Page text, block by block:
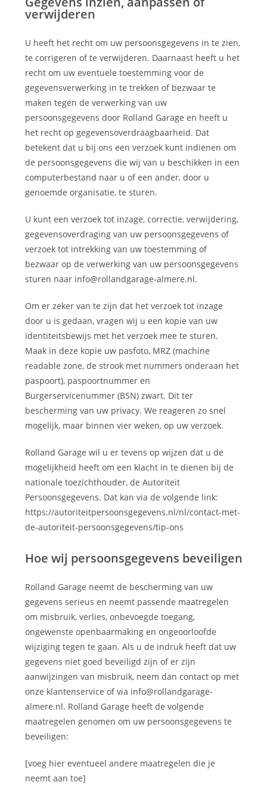
verwijderen
U heeft het recht om uw persoonsgegevens in te zien,
te corrigeren of te verwijderen. Daarnaast heeft u het
recht om uw eventuele toestemming voor de
gegevensverwerking in te trekken of bezwaar te
maken tegen de verwerking van uw
persoonsgegevens door Rolland Garage en heeft u
het recht op gegevensoverdraagbaarheid. Dat
betekent dat u bij ons een verzoek kunt indienen om
de persoonsgegevens die wij van u beschikken in een
computerbestand naar u of een ander, door u
genoemde organisatie, te sturen.
U kunt een verzoek tot inzage, correctie, verwijdering,
gegevensoverdraging van uw persoonsgegevens of
verzoek tot intrekking van uw toestemming of
bezwaar op de verwerking van uw persoonsgegevens
sturen naar info@rollandgarage-almere.nl.
Om er zeker van te zijn dat het verzoek tot inzage
door u is gedaan, vragen wij u een kopie van uw
identiteitsbewijs met het verzoek mee te sturen.
Maak in deze kopie uw pasfoto, MRZ (machine
readable zone, de strook met nummers onderaan het
paspoort), paspoortnummer en
Burgerservicenummer (BSN) zwart. Dit ter
bescherming van uw privacy. We reageren zo snel
mogelijk, maar binnen vier weken, op uw verzoek.
Rolland Garage wil u er tevens op wijzen dat u de
mogelijkheid heeft om een klacht in te dienen bij de
nationale toezichthouder, de Autoriteit
Persoonsgegevens. Dat kan via de volgende link:
https://autoriteitpersoonsgegevens.nl/nl/contact-met-
de-autoriteit-persoonsgegevens/tip-ons
Hoe wij persoonsgegevens beveiligen
Rolland Garage neemt de bescherming van uw
gegevens serieus en neemt passende maatregelen
om misbruik, verlies, onbevoegde toegang,
ongewenste openbaarmaking en ongeoorloofde
wijziging tegen te gaan. Als u de indruk heeft dat uw
gegevens niet goed beveiligd zijn of er zijn
aanwijzingen van misbruik, neem dan contact op met
onze klantenservice of via info@rollandgarage-
almere.nl. Rolland Garage heeft de volgende
maatregelen genomen om uw persoonsgegevens te
beveiligen:
[voeg hier eventueel andere maatregelen die je
neemt aan toe]